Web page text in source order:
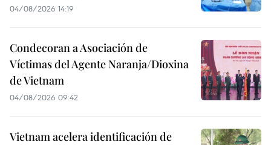
04/08/2026 14:19
Condecoran a Asociación de
Víctimas del Agente Naranja/Dioxina
de Vietnam
04/08/2026 09:42
Vietnam acelera identificación de